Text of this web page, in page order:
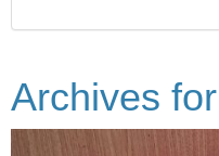
Archives for